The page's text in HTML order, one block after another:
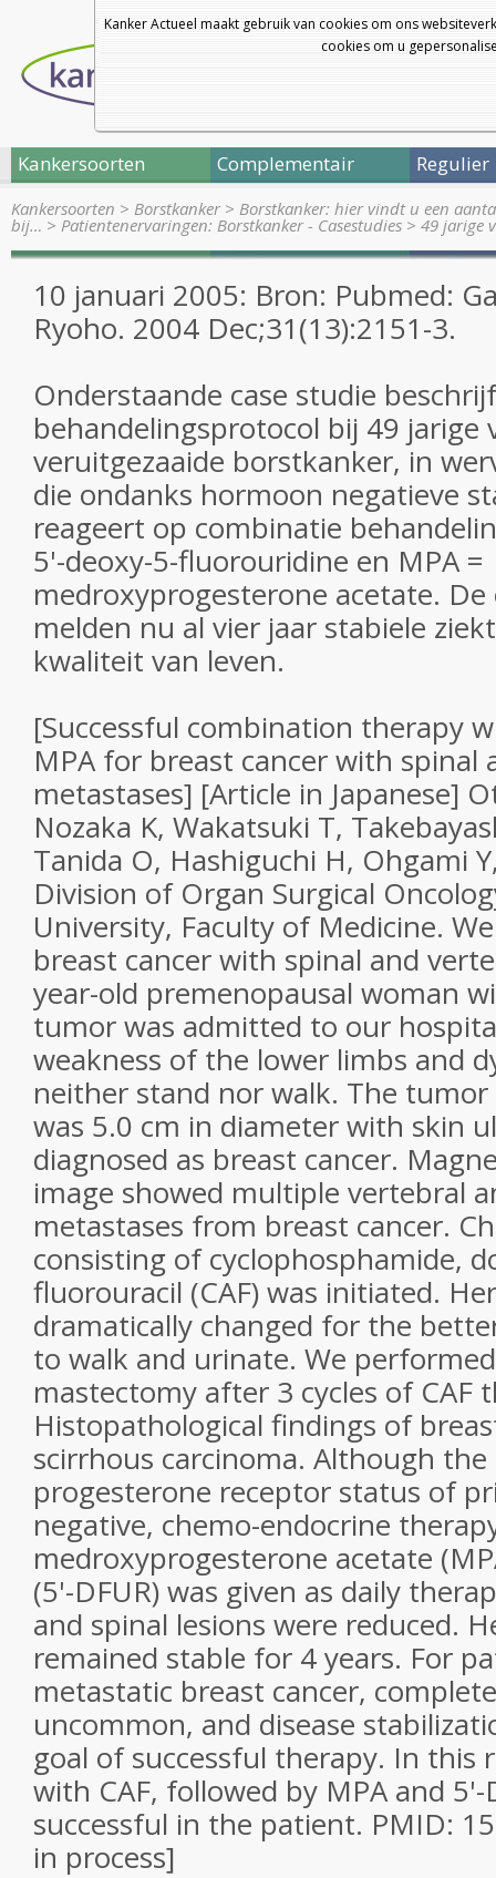
Kanker Actueel maakt gebruik van cookies om ons
cookies om u
Kankersoorten Complementair Regulier
Kankersoorten > Borstkanker> Borstkanker: hier vindt u een
bij… > Patientenervaringen: Borstkanker - Casestudies > 49 jarige
10 januari 2005: Bron: Pubmed:
Ryoho. 2004 Dec;31(13):2151-3.
Onderstaande case studie
behandelingsprotocol bij 49 jarige
veruitgezaaide borstkanker, in
die ondanks hormoon negatieve
reageert op combinatie
5'-deoxy-5-fluorouridine en MPA =
medroxyprogesterone acetate. De
melden nu al vier jaar stabiele
kwaliteit van leven.
[Successful combination therapy
MPA for breast cancer with spinal
metastases] [Article in Japanese]
Nozaka K, Wakatsuki T,
Tanida O, Hashiguchi H, Ohgami
Division of Organ Surgical
University, Faculty of Medicine.
breast cancer with spinal and
year-old premenopausal woman
tumor was admitted to our
weakness of the lower limbs and
neither stand nor walk. The
was 5.0 cm in diameter with skin
diagnosed as breast cancer.
image showed multiple vertebral
metastases from breast cancer.
consisting of cyclophosphamide,
fluorouracil (CAF) was initiated.
dramatically changed for the
to walk and urinate. We
mastectomy after 3 cycles of CAF
Histopathological findings of
scirrhous carcinoma. Although
progesterone receptor status of
negative, chemo-endocrine
medroxyprogesterone acetate
(5'-DFUR) was given as daily
and spinal lesions were reduced.
remained stable for 4 years. For
metastatic breast cancer,
uncommon, and disease
goal of successful therapy. In this
with CAF, followed by MPA and 5'-
successful in the patient. PMID:
in process]